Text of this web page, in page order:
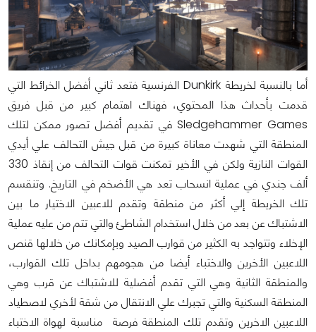
أما بالنسبة لخريطة Dunkirk الفرنسية فتعد ثاني أفضل الخرائط التي
قدمت بأحداث هذا المحتوي، فهناك اهتمام كبير من قبل فريق
Sledgehammer Games في تقديم أفضل تصور ممكن لتلك
المنطقة التي شهدت معاناة كبيرة من قبل جيش التحالف علي أيدي
القوات النازية ولكن في الأخير تمكنت قوات التحالف من إنقاذ 330
ألف جندي في عملية انسحاب تعد هي الأضخم في التاريخ. وتنقسم
تلك الخريطة إلي أكثر من منطقة وتقدم للاعبين الاختيار ما بين
الاشتباك عن بعد من خلال استخدام الشاطئ والتي تتم من عليه عملية
الإخلاء وتتواجد به الكثير من قوارب الصيد وبإمكانك من خلالها قنص
اللاعبين الأخرين والاختباء أيضا من هجومهم بداخل تلك القوارب،
والمنطقة الثانية وهي التي تقدم أفضلية للاشتباك عن قرب وهي
المنطقة السكنية والتي تجبرك علي الانتقال من شقة لأخري لاصطياد
اللاعبين الاخرين وتقدم تلك المنطقة فرصة مناسبة لهواة الاختباء